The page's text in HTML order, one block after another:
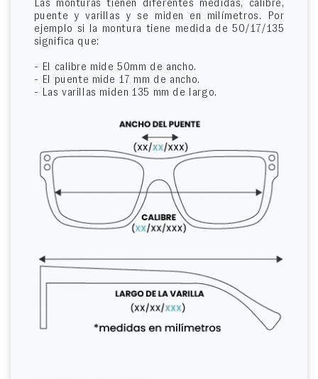
Las monturas tienen diferentes medidas, calibre,
puente y varillas y se miden en milímetros. Por
ejemplo si la montura tiene medida de 50/17/135
significa que:
- El calibre mide 50mm de ancho.
- El puente mide 17 mm de ancho.
- Las varillas miden 135 mm de largo.